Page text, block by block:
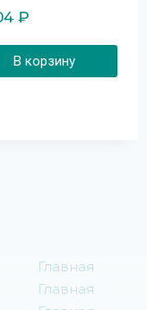
₽
В корзину